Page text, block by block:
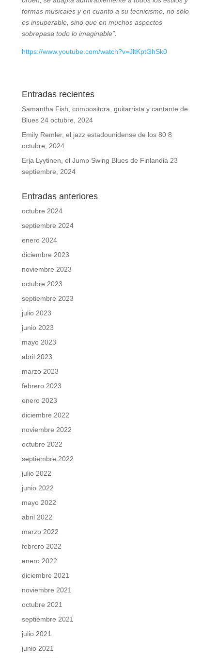
formas musicales y en cuanto a su tecnicismo, no sólo
es insuperable, sino que en muchos aspectos
sobrepasa todo lo imaginable”.
https://www.youtube.com/watch?v=JltKptGhSk0
Entradas recientes
Samantha Fish, compositora, guitarrista y cantante de
Blues 24 octubre, 2024
Emily Remler, el jazz estadounidense de los 80 8
octubre, 2024
Erja Lyytinen, el Jump Swing Blues de Finlandia 23
septiembre, 2024
Entradas anteriores
octubre 2024
septiembre 2024
enero 2024
diciembre 2023
noviembre 2023
octubre 2023
septiembre 2023
julio 2023
junio 2023
mayo 2023
abril 2023
marzo 2023
febrero 2023
enero 2023
diciembre 2022
noviembre 2022
octubre 2022
septiembre 2022
julio 2022
junio 2022
mayo 2022
abril 2022
marzo 2022
febrero 2022
enero 2022
diciembre 2021
noviembre 2021
octubre 2021
septiembre 2021
julio 2021
junio 2021